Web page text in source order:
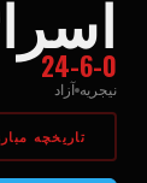
24-6-0
نیجریه آزاد
تاریخچه